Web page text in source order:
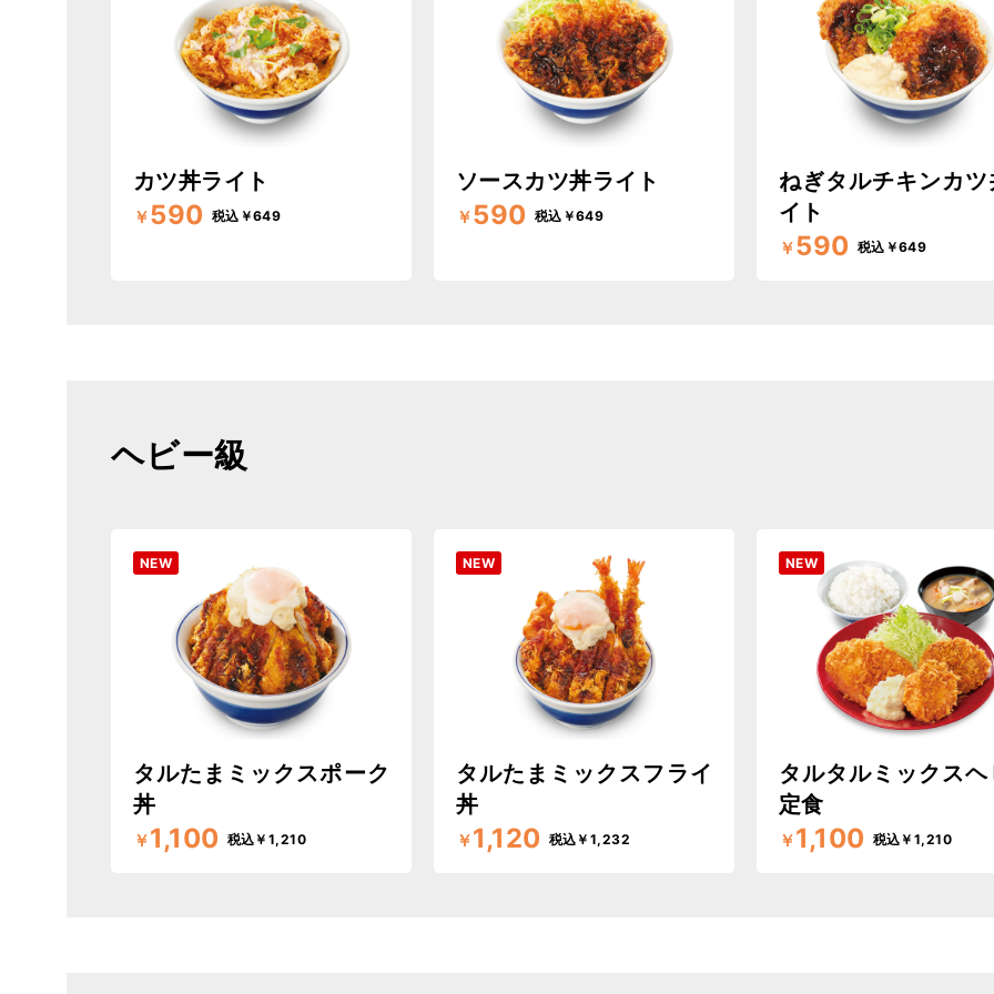
カツ丼ライト
￥590 税込￥649
ソースカツ丼ライト
￥590 税込￥649
ねぎタルチキンカ
イト
￥590 税込￥649
ヘビー級
NEW
タルたまミックスポーク
丼
￥1,100 税込￥1,210
NEW
タルたまミックスフライ
丼
￥1,120 税込￥1,232
NEW
タルタルミックス
定食
￥1,100 税込￥1,210